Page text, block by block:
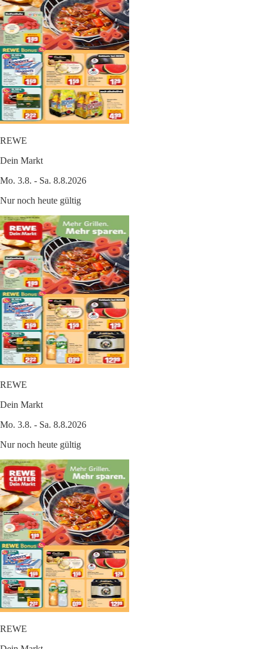
REWE
Dein Markt
Mo. 3.8. - Sa. 8.8.2026
Nur noch heute gültig
REWE
Dein Markt
Mo. 3.8. - Sa. 8.8.2026
Nur noch heute gültig
REWE